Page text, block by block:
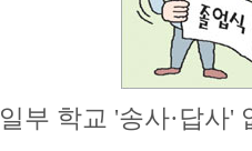
일부 학교 '송사·답사